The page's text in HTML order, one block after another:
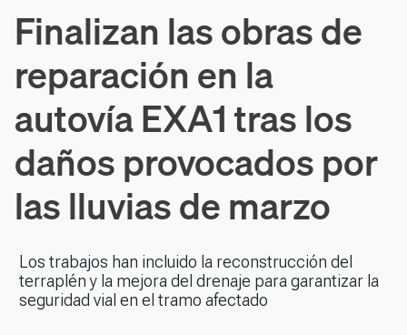
Finalizan las obras de
reparación en la
autovía EXA1 tras los
daños provocados por
las lluvias de marzo
Los trabajos han incluido la reconstrucción del
terraplén y la mejora del drenaje para garantizar la
seguridad vial en el tramo afectado